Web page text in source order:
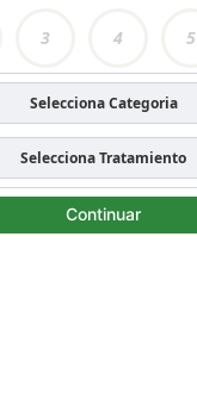
3 4 5
Selecciona Categoria
Selecciona Tratamiento
Continuar